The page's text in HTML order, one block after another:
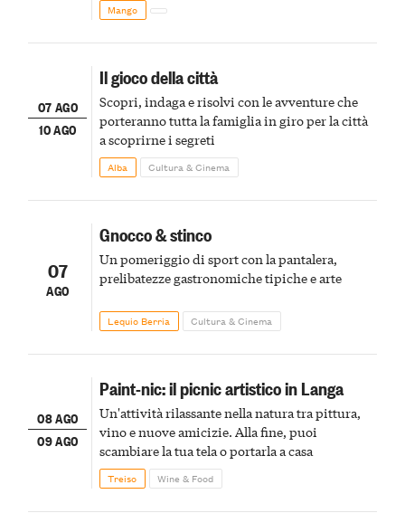
Mango
07 AGO
10 AGO
Il gioco della città
Scopri, indaga e risolvi con le avventure che
porteranno tutta la famiglia in giro per la città
a scoprirne i segreti
Alba Cultura & Cinema
07
AGO
Gnocco & stinco
Un pomeriggio di sport con la pantalera,
prelibatezze gastronomiche tipiche e arte
Lequio Berria Cultura & Cinema
08 AGO
09 AGO
Paint-nic: il picnic artistico in Langa
Un'attività rilassante nella natura tra pittura,
vino e nuove amicizie. Alla fine, puoi
scambiare la tua tela o portarla a casa
Treiso Wine & Food